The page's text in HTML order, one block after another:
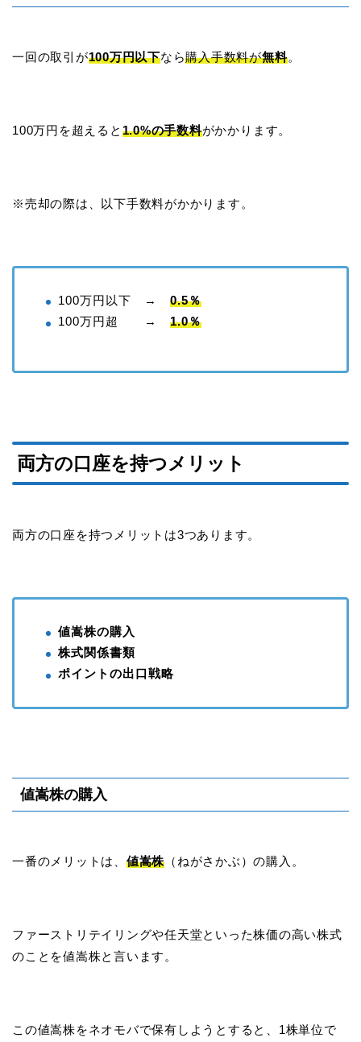
一回の取引が100万円以下なら購入手数料が無料。
100万円を超えると 1.0%の手数料がかかります。
※売却の際は、以下手数料がかかります。
100万円以下 → 0.5％
100万円超 → 1.0％
両方の口座を持つメリット
両方の口座を持つメリットは3つあります。
値嵩株の購入
株式関係書類
ポイントの出口戦略
値嵩株の購入
一番のメリットは、 値嵩株 （ねがさかぶ）の購入。
ファーストリテイリングや任天堂といった株価の高い株式
のことを値嵩株と言います。
この値嵩株をネオモバで保有しようとすると、1株単位で